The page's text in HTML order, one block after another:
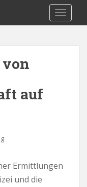
auf
Ermittlungen
und die